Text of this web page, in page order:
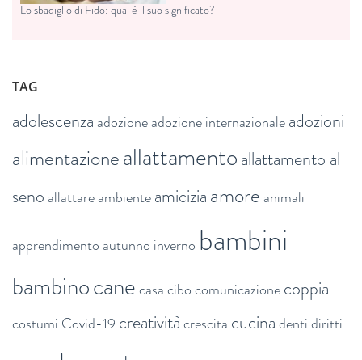
Lo sbadiglio di Fido: qual è il suo significato?
TAG
adolescenza adozioneadozione internazionaleadozioni
alimentazioneallattamentoallattamento al
seno allattareambienteamiciziaamore animali
apprendimento autunno inverno bambini
bambinocanecasacibocomunicazionecoppia
costumi Covid-19 creativitàcrescita cucinadentidiritti